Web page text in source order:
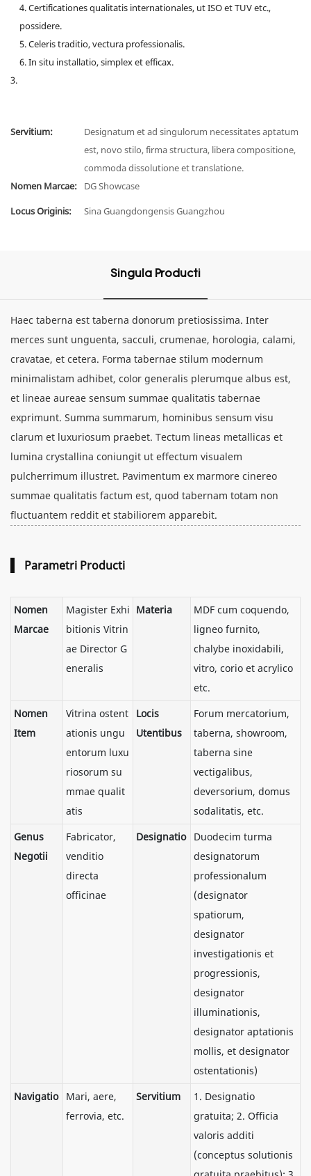
4. Certificationes qualitatis internationales, ut ISO et TUV etc.,
possidere.
5. Celeris traditio, vectura professionalis.
6. In situ installatio, simplex et efficax.
Servitium:
Designatum et ad singulorum necessitates aptatum
est, novo stilo, firma structura, libera compositione,
commoda dissolutione et translatione.
Nomen Marcae:
DG Showcase
Locus Originis:
Sina Guangdongensis Guangzhou
Singula Producti
Haec taberna est taberna donorum pretiosissima. Inter
merces sunt unguenta, sacculi, crumenae, horologia, calami,
cravatae, et cetera. Forma tabernae stilum modernum
minimalistam adhibet, color generalis plerumque albus est,
et lineae aureae sensum summae qualitatis tabernae
exprimunt. Summa summarum, hominibus sensum visu
clarum et luxuriosum praebet. Tectum lineas metallicas et
lumina crystallina coniungit ut effectum visualem
pulcherrimum illustret. Pavimentum ex marmore cinereo
summae qualitatis factum est, quod tabernam totam non
fluctuantem reddit et stabiliorem apparebit.
Parametri Producti
Nomen
Marcae
Magister Exhi
bitionis Vitrin
ae Director G
eneralis
Materia
MDF cum coquendo,
ligneo furnito,
chalybe inoxidabili,
vitro, corio et acrylico
etc.
Nomen
Item
Vitrina ostent
ationis ungu
entorum luxu
riosorum su
mmae qualit
atis
Locis
Utentibus
Forum mercatorium,
taberna, showroom,
taberna sine
vectigalibus,
deversorium, domus
sodalitatis, etc.
Genus
Negotii
Fabricator,
venditio
directa
officinae
Designatio
Duodecim turma
designatorum
professionalum
(designator
spatiorum,
designator
investigationis et
progressionis,
designator
illuminationis,
designator aptationis
mollis, et designator
ostentationis)
Navigatio
Mari, aere,
ferrovia, etc.
Servitium
1. Designatio
gratuita; 2. Officia
valoris additi
(conceptus solutionis